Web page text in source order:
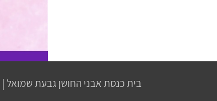
בית כנסת אבני החושן גבעת שמואל |